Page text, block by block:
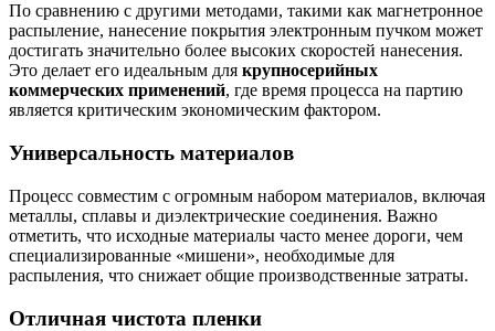
По сравнению с другими методами, такими как магнетронное
распыление, нанесение покрытия электронным пучком может
достигать значительно более высоких скоростей нанесения.
Это делает его идеальным для крупносерийных
коммерческих применений, где время процесса на партию
является критическим экономическим фактором.
Универсальность материалов
Процесс совместим с огромным набором материалов, включая
металлы, сплавы и диэлектрические соединения. Важно
отметить, что исходные материалы часто менее дороги, чем
специализированные «мишени», необходимые для
распыления, что снижает общие производственные затраты.
Отличная чистота пленки